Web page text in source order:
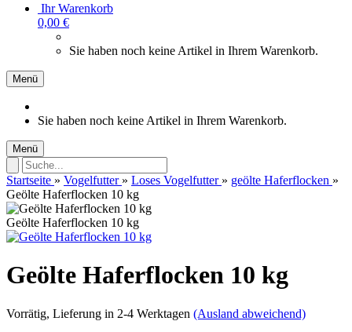
Ihr Warenkorb
0,00 €
Sie haben noch keine Artikel in Ihrem Warenkorb.
Menü
Sie haben noch keine Artikel in Ihrem Warenkorb.
Menü
Startseite » Vogelfutter » Loses Vogelfutter » geölte Haferflocken »
Geölte Haferflocken 10 kg
Geölte Haferflocken 10 kg
Geölte Haferflocken 10 kg
Vorrätig, Lieferung in 2-4 Werktagen (Ausland abweichend)